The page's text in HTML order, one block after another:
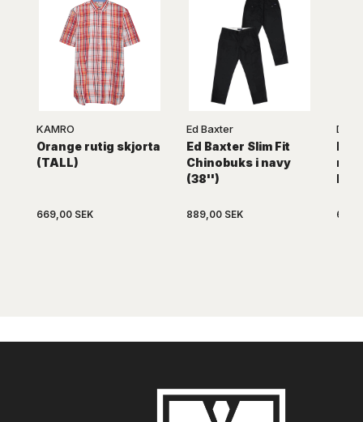
KAMRO
Orange rutig skjorta
(TALL)
669,00 SEK
Ed Baxter
Ed Baxter Slim Fit
Chinobuks i navy
(38'')
889,00 SEK
D555
m.